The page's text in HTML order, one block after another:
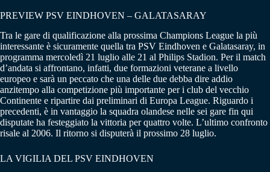
PREVIEW PSV EINDHOVEN – GALATASARAY
Tra le gare di qualificazione alla prossima Champions League la più
interessante è sicuramente quella tra PSV Eindhoven e Galatasaray, in
programma mercoledì 21 luglio alle 21 al Philips Stadion. Per il match
d’andata si affrontano, infatti, due formazioni veterane a livello
europeo e sarà un peccato che una delle due debba dire addio
anzitempo alla competizione più importante per i club del vecchio
Continente e ripartire dai preliminari di Europa League. Riguardo i
precedenti, è in vantaggio la squadra olandese nelle sei gare fin qui
disputate ha festeggiato la vittoria per quattro volte. L’ultimo confronto
risale al 2006. Il ritorno si disputerà il prossimo 28 luglio.
LA VIGILIA DEL PSV EINDHOVEN